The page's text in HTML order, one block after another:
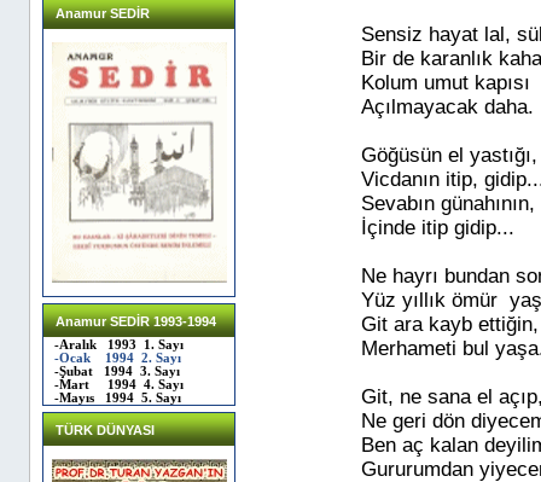
Anamur SEDİR
Anamur SEDİR 1993-1994
-Aralık 1993 1. Sayı
-Ocak 1994 2. Sayı
-Şubat 1994 3. Sayı
-Mart 1994 4. Sayı
-Mayıs 1994 5. Sayı
TÜRK DÜNYASI
Sensiz hayat lal,
Bir de karanlık
Kolum umut kapısı
Açılmayacak daha.
Göğüsün el yastığı,
Vicdanın itip,
Sevabın günahının,
İçinde itip gidip...
Ne hayrı bundan
Yüz yıllık ömür
Git ara kayb ettiğin,
Merhameti bul
Git, ne sana el
Ne geri dön
Ben aç kalan
Gururumdan